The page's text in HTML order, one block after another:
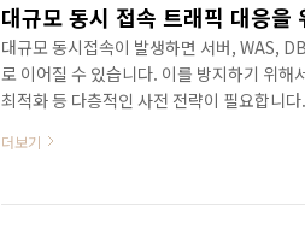
대규모 동시 접속 트래픽 대응을
대규모 동시접속이 발생하면 서버, WAS,
로 이어질 수 있습니다. 이를 방지하기 위
최적화 등 다층적인 사전 전략이 필요합니
계가 존재합니다. 따라서 가상 대기실을 통
정적 콘텐츠의 CDN 캐싱나. 인프라 확장:
더보기